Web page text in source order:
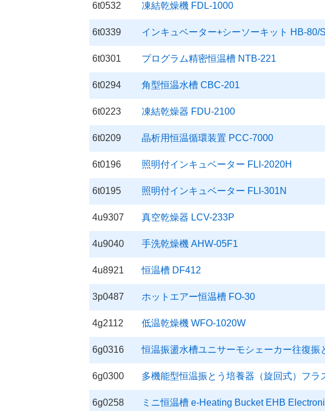
6t0532 凍結乾燥機 FDL-1000
6t0339 インキュベーター+シーソーキット HB-80/
6t0301 プログラム精密恒温槽 NTB-221
6t0294 角型恒温水槽 CBC-201
6t0223 凍結乾燥器 FDU-2100
6t0209 晶析用恒温循環装置 PCC-7000
6t0196 照明付インキュベーター FLI-2020H
6t0195 照明付インキュベーター FLI-301N
4u9307 真空乾燥器 LCV-233P
4u9040 手洗乾燥機 AHW-05F1
4u8921 恒温槽 DF412
3p0487 ホットエアー恒温槽 FO-30
4g2112 低温乾燥機 WFO-1020W
6g0316 恒温振盪水槽ユニサーモシェーカー往復振
6g0300 多機能型恒温振とう培養器（旋回式）フラ
6g0258 ミニ恒温槽 e-Heating Bucket EHB